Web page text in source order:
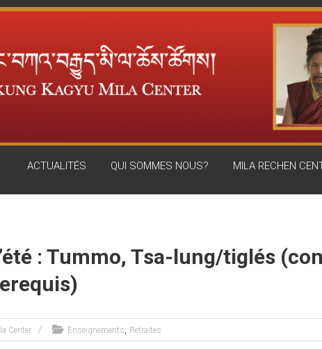
ACTUALITÉS QUI SOMMES NOUS? MILA RECHEN
: Tummo, Tsa-lung/tiglés
Center Enseignements, Retraites